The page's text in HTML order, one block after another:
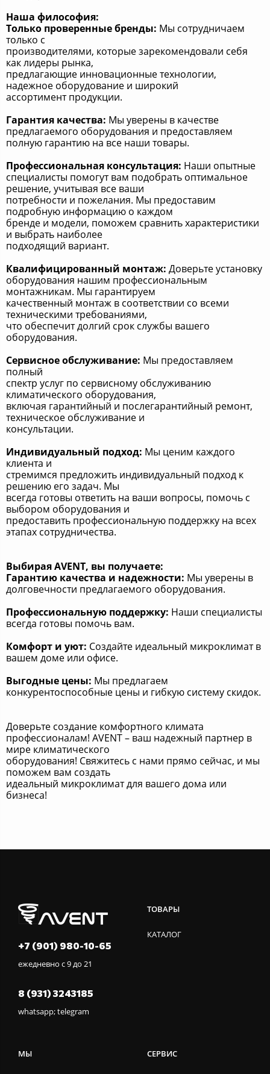
Наша философия:
Только проверенные бренды: Мы сотрудничаем
только с
производителями, которые зарекомендовали себя
как лидеры рынка,
предлагающие инновационные технологии,
надежное оборудование и широкий
ассортимент продукции.
Гарантия качества: Мы уверены в качестве
предлагаемого оборудования и предоставляем
полную гарантию на все наши товары.
Профессиональная консультация: Наши опытные
специалисты помогут вам подобрать оптимальное
решение, учитывая все ваши
потребности и пожелания. Мы предоставим
подробную информацию о каждом
бренде и модели, поможем сравнить характеристики
и выбрать наиболее
подходящий вариант.
Квалифицированный монтаж: Доверьте установку
оборудования нашим профессиональным
монтажникам. Мы гарантируем
качественный монтаж в соответствии со всеми
техническими требованиями,
что обеспечит долгий срок службы вашего
оборудования.
Сервисное обслуживание: Мы предоставляем
полный
спектр услуг по сервисному обслуживанию
климатического оборудования,
включая гарантийный и послегарантийный ремонт,
техническое обслуживание и
консультации.
Индивидуальный подход: Мы ценим каждого
клиента и
стремимся предложить индивидуальный подход к
решению его задач. Мы
всегда готовы ответить на ваши вопросы, помочь с
выбором оборудования и
предоставить профессиональную поддержку на всех
этапах сотрудничества.
Выбирая AVENT, вы получаете:
Гарантию качества и надежности: Мы уверены в
долговечности предлагаемого оборудования.
Профессиональную поддержку: Наши специалисты
всегда готовы помочь вам.
Комфорт и уют: Создайте идеальный микроклимат в
вашем доме или офисе.
Выгодные цены: Мы предлагаем
конкурентоспособные цены и гибкую систему скидок.
Доверьте создание комфортного климата
профессионалам! AVENT – ваш надежный партнер в
мире климатического
оборудования! Свяжитесь с нами прямо сейчас, и мы
поможем вам создать
идеальный микроклимат для вашего дома или
бизнеса!
+7 (901) 980-10-65
ежедневно с 9 до 21
8 (931) 3243185
whatsapp; telegram
ТОВАРЫ
КАТАЛОГ
МЫ СЕРВИС